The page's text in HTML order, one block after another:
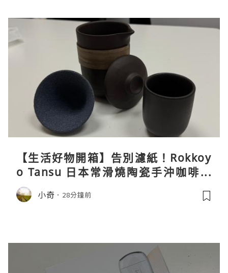
【生活好物開箱】告別濾紙！Rokkoy
o Tansu 日本常滑燒陶瓷手沖咖啡組
親身試用＆真實評價
小奇 28分鐘前